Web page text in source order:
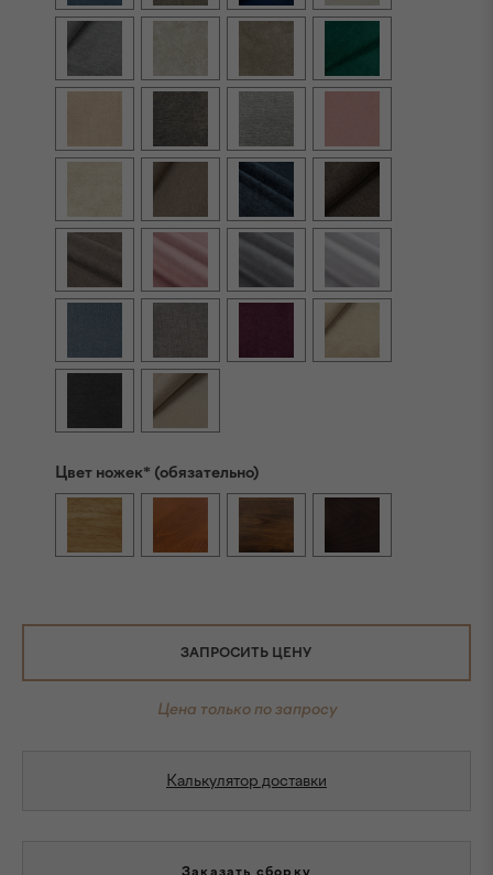
Цвет ножек* (обязательно)
ЗАПРОСИТЬ ЦЕНУ
Цена только по запросу
Калькулятор доставки
Заказать сборку